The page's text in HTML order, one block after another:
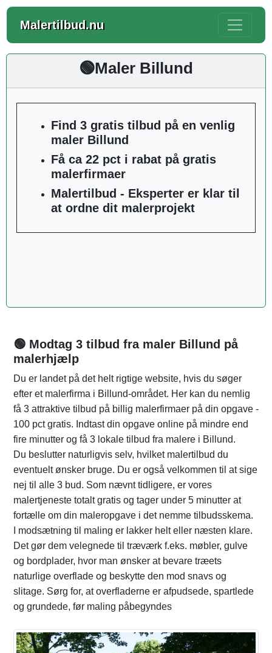
Malertilbud.nu
🟢Maler Billund
Find 3 gratis tilbud på en venlig
maler Billund
Få ca 22 pct i rabat på gratis
malerfirmaer
Malertilbud - Eksperter er klar til
at ordne dit malerprojekt
🟢 Modtag 3 tilbud fra maler Billund på
malerhjælp
Du er landet på det helt rigtige website, hvis du søger
efter et malerfirma i Billund-området. Her kan du nemlig
få 3 attraktive tilbud på billig malerfirmaer på din opgave -
100 pct gratis. Indtast din opgave online på mindre end
fire minutter og få 3 lokale tilbud fra malere i Billund.
Du beslutter naturligvis selv, hvilket malertilbud du
eventuelt ønsker bruge. Du er også velkommen til at sige
nej til alle 3 bud. Som nævnt tidligere, er vores
malertjeneste totalt gratis og tager under 5 minutter at
fortælle om din maleropgave i det nemme tilbudsskema.
I modsætning til maling er lakker helt eller næsten klare.
Det gør dem velegnede til træværk f.eks. møbler, gulve
og bordplader, hvor man ønsker at bevare træets
naturlige overflade og beskytte den mod snavs og
slitage. Sørg for, at overfladerne er afpudsede, spartlede
og grundede, før maling påbegyndes